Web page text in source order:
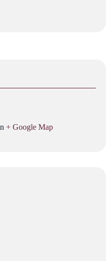
+ Google Map